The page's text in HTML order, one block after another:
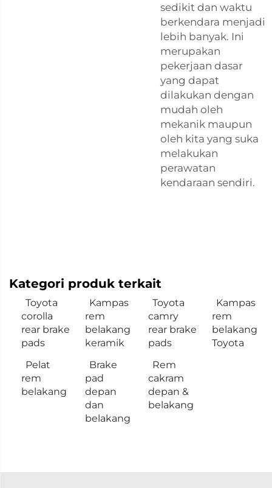
sedikit dan waktu
berkendara menjadi
lebih banyak. Ini
merupakan
pekerjaan dasar
yang dapat
dilakukan dengan
mudah oleh
mekanik maupun
oleh kita yang suka
melakukan
perawatan
kendaraan sendiri.
Kategori produk terkait
Toyota
corolla
rear brake
pads
Kampas
rem
belakang
keramik
Toyota
camry
rear brake
pads
Kampas
rem
belakang
Toyota
Pelat
rem
belakang
Brake
pad
depan
dan
belakang
Rem
cakram
depan &
belakang